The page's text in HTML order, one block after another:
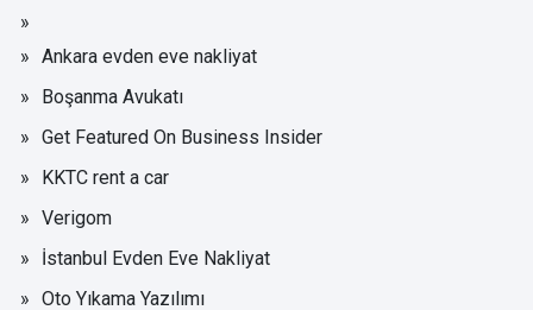
Ankara evden eve nakliyat
Boşanma Avukatı
Get Featured On Business Insider
KKTC rent a car
Verigom
İstanbul Evden Eve Nakliyat
Oto Yıkama Yazılımı